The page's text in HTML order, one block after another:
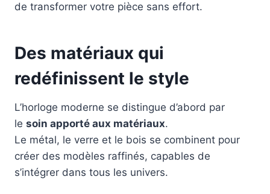
de transformer votre pièce sans effort.
Des matériaux qui
redéfinissent le style
L’horloge moderne se distingue d’abord par
le soin apporté aux matériaux.
Le métal, le verre et le bois se combinent pour
créer des modèles raffinés, capables de
s’intégrer dans tous les univers.